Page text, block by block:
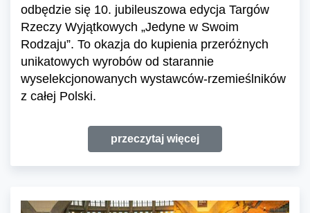
odbędzie się 10. jubileuszowa edycja Targów
Rzeczy Wyjątkowych „Jedyne w Swoim
Rodzaju”. To okazja do kupienia przeróżnych
unikatowych wyrobów od starannie
wyselekcjonowanych wystawców-rzemieślników
z całej Polski.
przeczytaj więcej